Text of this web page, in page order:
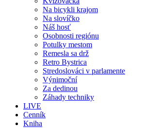
Na bicykli krajom
Na slovíčko
Náš hosť
Osobnosti regiónu
Potulky mestom
Remesla sa drž
Retro Bystrica
Stredoslováci v parlamente
Výnimoční
Za dedinou
Záhady techniky
LIVE
Cenník
Kniha